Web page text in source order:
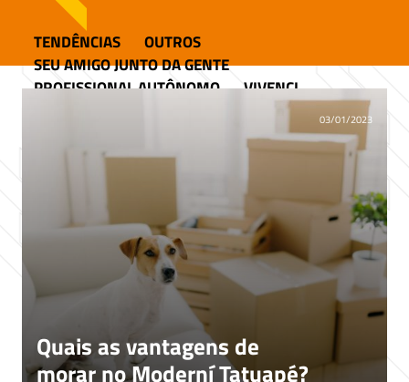
TENDÊNCIAS
OUTROS
SEU AMIGO JUNTO DA GENTE
PROFISSIONAL AUTÔNOMO
VIVENCI
Quais as vantagens de
morar no Moderní Tatuapé?
03/01/2023